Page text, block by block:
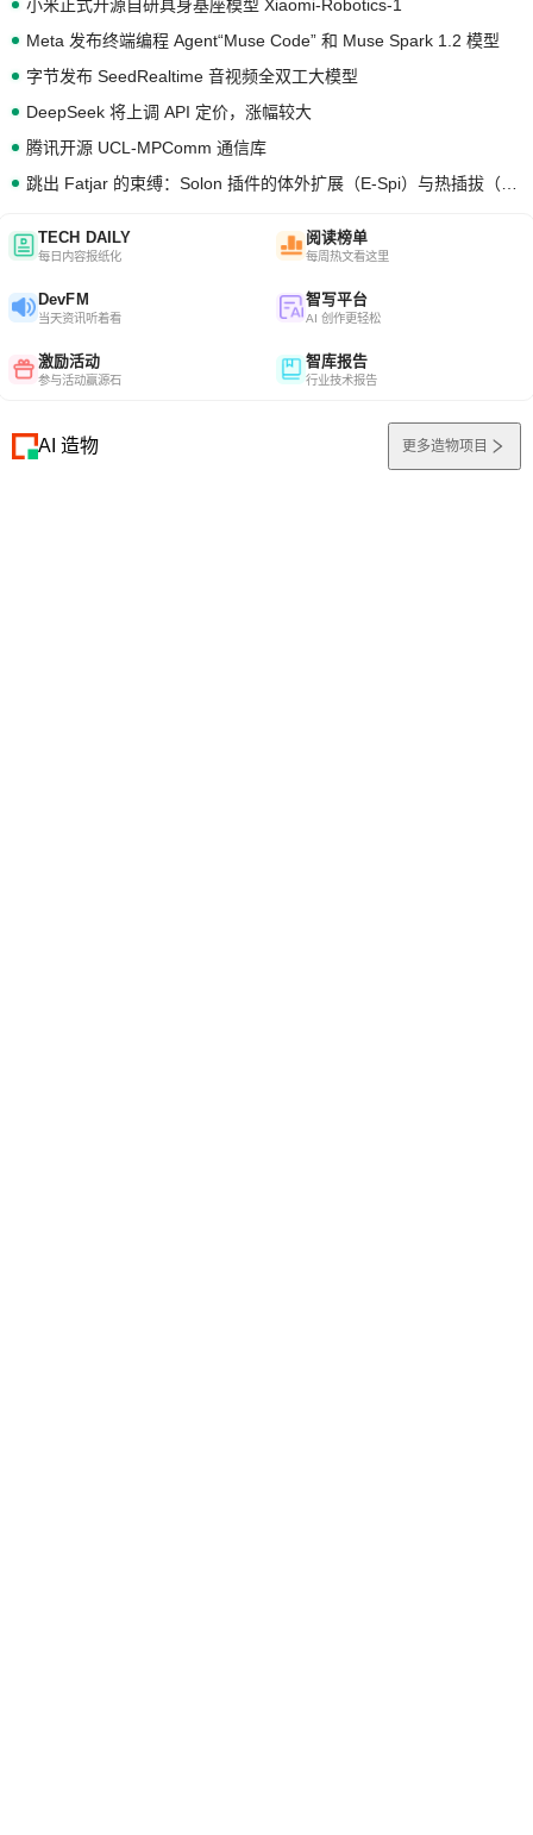
小米正式开源自研具身基座模型 Xiaomi-Robotics-1
Meta 发布终端编程 Agent“Muse Code” 和 Muse Spark 1.2 模型
字节发布 SeedRealtime 音视频全双工大模型
DeepSeek 将上调 API 定价，涨幅较大
腾讯开源 UCL-MPComm 通信库
TECH DAILY
每日内容报纸化
阅读榜单
每周热文看这里
DevFM
当天资讯听着看
智写平台
AI 创作更轻松
激励活动
参与活动赢源石
智库报告
行业技术报告
AI 造物 更多造物项目